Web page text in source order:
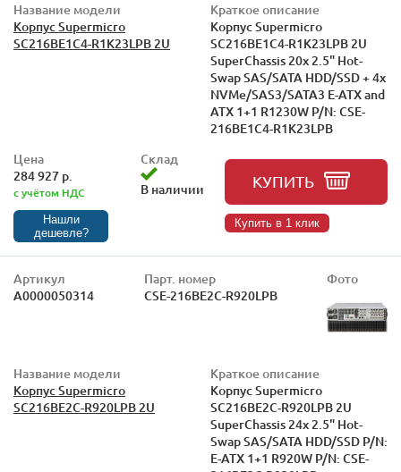
Название модели
Корпус Supermicro
SC216BE1C4-R1K23LPB 2U
Краткое описание
Корпус Supermicro
SC216BE1C4-R1K23LPB 2U
SuperChassis 20x 2.5" Hot-
Swap SAS/SATA HDD/SSD + 4x
NVMe/SAS3/SATA3 E-ATX and
ATX 1+1 R1230W P/N: CSE-
216BE1C4-R1K23LPB
Цена
284 927 р.
с учётом НДС
Нашли
дешевле?
Склад
В наличии
КУПИТЬ
Купить в 1 клик
Артикул
А0000050314
Парт. номер
CSE-216BE2C-R920LPB
Фото
Название модели
Корпус Supermicro
SC216BE2C-R920LPB 2U
Краткое описание
Корпус Supermicro
SC216BE2C-R920LPB 2U
SuperChassis 24x 2.5" Hot-
Swap SAS/SATA HDD/SSD P/N:
E-ATX 1+1 R920W P/N: CSE-